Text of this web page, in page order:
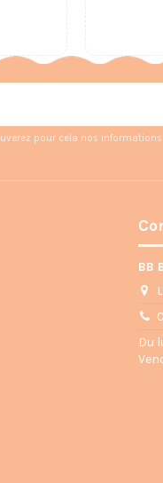
pour cela nos
BB
Du